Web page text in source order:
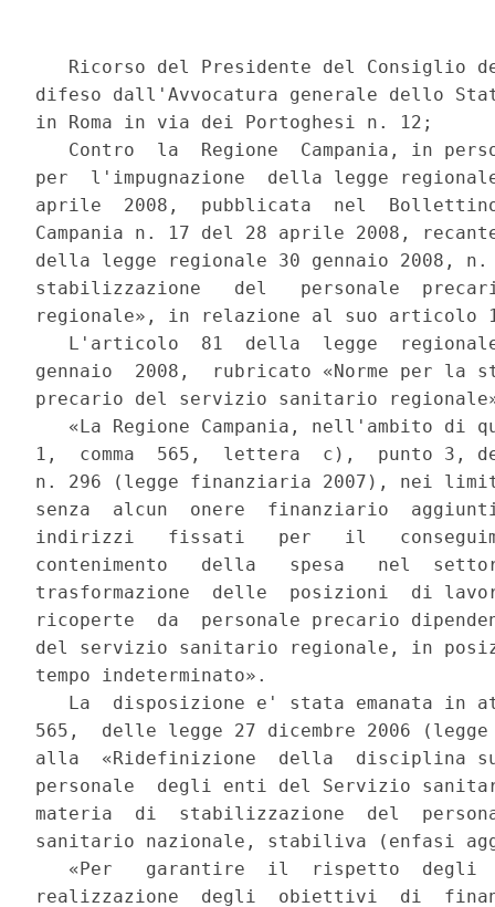
Ricorso del Presidente del Consiglio dei ministri, rappresentato e
difeso dall'Avvocatura generale dello Stato, nei cui uffici domicilia
in Roma in via dei Portoghesi n. 12;
   Contro  la  Regione  Campania, in persona del presidente in carica
per  l'impugnazione  della legge regionale della Campania n. 5 del 14
aprile  2008,  pubblicata  nel  Bollettino  ufficiale  della  Regione
Campania n. 17 del 28 aprile 2008, recante «Modifiche all'articolo 81
della legge regionale 30 gennaio 2008, n. 1, concernenti norme per la
stabilizzazione   del   personale  precario  del  servizio  sanitario
regionale», in relazione al suo articolo 1, commi 1 e 4.
   L'articolo  81  della  legge  regionale della Campania n. 1 del 30
gennaio  2008,  rubricato «Norme per la stabilizzazione del personale
precario del servizio sanitario regionale», al comma 1 prevedeva:
   «La Regione Campania, nell'ambito di quanto previsto dall'articolo
1,  comma  565,  lettera  c),  punto 3, della legge 27 dicembre 2006,
n. 296 (legge finanziaria 2007), nei limiti della propria autonomia e
senza  alcun  onere  finanziario  aggiuntivo,  in  coerenza  con  gli
indirizzi   fissati   per   il   conseguimento   degli  obiettivi  di
contenimento   della   spesa   nel  settore  sanitario,  promuove  la
trasformazione  delle  posizioni  di lavoro a tempo determinato, gia'
ricoperte  da  personale precario dipendente non dirigente degli enti
del servizio sanitario regionale, in posizioni di lavoro dipendente a
tempo indeterminato».
   La  disposizione e' stata emanata in attuazione dell'art. 1, comma
565,  delle legge 27 dicembre 2006 (legge finanziaria 2007), relativo
alla  «Ridefinizione  della  disciplina sui vincoli alla spesa per il
personale  degli enti del Servizio sanitario nazionale», il quale, in
materia  di  stabilizzazione  del  personale  precario  del  Servizio
sanitario nazionale, stabiliva (enfasi aggiunta):
   «Per   garantire  il  rispetto  degli  obblighi  comunitari  e  la
realizzazione  degli  obiettivi  di  finanza pubblica per il triennio
2007-2009,  in  attuazione del protocollo d'intesa tra il Governo, le
regioni  e  le province autonome di Trento e di Bolzano, per un patto
nazionale  per  la  salute,  sul  quale la Conferenza delle regioni e
delle  province  autonome,  in data 28 settembre 2006, ha espresso la
propria condivisione:
      a)  gli  enti  del Servizio sanitario nazionale, fermo restando
quanto  previsto per gli anni 2005 e 2006 dall'articolo 1, commi 98 e
107,  della  legge  30  dicembre  2004,  n. 311,  e, per l'anno 2006,
dall'articolo  1,  comma  198,  della legge 23 dicembre 2005, n. 266,
concorrono  alla  realizzazione  degli  obiettivi di finanza pubblica
adottando  misure  necessarie a garantire che le spese del personale,
al  lordo  degli  oneri  riflessi  a  carico  delle amministrazioni e
dell'IRAP,  non superino per ciascuno degli anni 2007, 2008 e 2009 il
corrispondente ammontare dell'anno 2004 diminuito dell'1,4 per cento.
A  tale  fine  si  considerano  anche  le  spese per il personale con
rapporto   di   lavoro   a   tempo   determinato,  con  contratto  di
collaborazione  coordinata  e continuativa, o che presta servizio con
altre forme di rapporto di lavoro flessibile o con convenzioni;
      b) ...(Omissis)...;
      c)  gli enti destinatari delle disposizioni di cui alla lettera
a),  nell'ambito  degli  indirizzi  fissati  dalle regioni nella loro
autonomia, per il conseguimento degli obiettivi di contenimento della
spesa previsti dalla medesima lettera:
      1) ...(Omissis)...;
      2) ...(Omissis)...;
      3)  predispongono  un  programma  annuale  di  revisione  delle
predette   consistenze   finalizzato   alla   riduzione  della  spesa
complessiva   di   personale.   In   tale   ambito   e  nel  rispetto
dell'obiettivo  di cui alla lettera a), e' verificata la possibilita'
di  trasformare  le  posizioni  di lavoro gia' ricoperte da personale
precario  in  posizioni di lavoro dipendente a tempo indeterminato. A
tale  fine  le  regioni nella definizione degli indirizzi di cui alla
presente  lettera  possono  nella  loro  autonomia far riferimento ai
principi desumibili dalle disposizioni di cui ai commi da 513 a 543».
   Nella  materia  e',  poi, intervenuto l'articolo 3, comma 94 della
legge  24  dicembre 2007, n. 244 (legge finanziaria 2008), secondo il
quale:
   «Fatte  comunque salve le intese stipulate, ai sensi dei commi 558
e  560  dell'articolo  1  della legge 27 dicembre 2006, n. 296, prima
della  data  di  entrata  in vigore della presente legge, entro il 30
aprile  2008,  le  amministrazioni  pubbliche  di cui all'articolo 1,
comma  2, del decreto legislativo 30 marzo 2001, n. 165, e successive
modificazioni,  predispongono,  sentite  le organizzazioni sindacali,
nell'ambito  della  programmazione  triennale  dei fabbisogni per gli
anni  2008, 2009 e 2010, piani per la progressiva stabilizzazione del
seguente  personale  non  dirigenziale,  tenuto  conto dei differenti
tempi di maturazione dei presenti requisiti:
      a)  in servizio con contratto a tempo determinato, ai sensi dei
commi 90 e 92, in possesso dei requisiti di cui all'articolo 1, commi
519 e 558, della legge 27 dicembre 2006, n. 296;
      b) gia' utilizzato con contratti di collaborazione coordinata e
continuativa, in essere alla data di entrata in vigore della presente
legge,  e  che  alla  stessa  data  abbia  gia'  espletato  attivita'
lavorativa   per   almeno  tre  anni,  anche  non  continuativi,  nel
quinquennio  antecedente  al  28  settembre  2007,  presso  la stessa
amministrazione,  fermo  restando  quanto  previsto  dall'articolo 1,
commi  529  e  560, della legge 27 dicembre 2006, n. 296. E' comunque
escluso  dalle  procedure  di  stabilizzazione  di  cui alla presente
lettera il personale di' diretta collaborazione degli organi politici
presso  le